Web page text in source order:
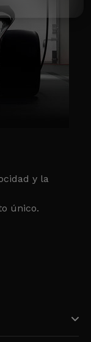
y la
único.